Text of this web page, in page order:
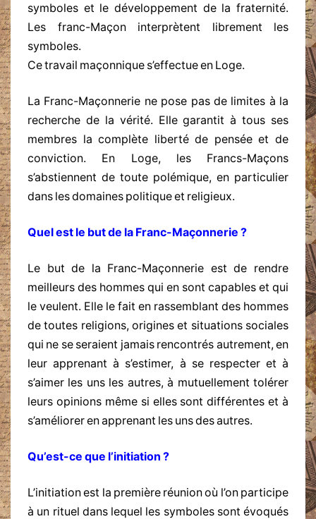
symboles et le développement de la fraternité.
Les franc-Maçon interprètent librement les
symboles.
Ce travail maçonnique s’effectue en Loge.
La Franc-Maçonnerie ne pose pas de limites à la
recherche de la vérité. Elle garantit à tous ses
membres la complète liberté de pensée et de
conviction. En Loge, les Francs-Maçons
s’abstiennent de toute polémique, en particulier
dans les domaines politique et religieux.
Quel est le but de la Franc-Maçonnerie ?
Le but de la Franc-Maçonnerie est de rendre
meilleurs des hommes qui en sont capables et qui
le veulent. Elle le fait en rassemblant des hommes
de toutes religions, origines et situations sociales
qui ne se seraient jamais rencontrés autrement, en
leur apprenant à s’estimer, à se respecter et à
s’aimer les uns les autres, à mutuellement tolérer
leurs opinions même si elles sont différentes et à
s’améliorer en apprenant les uns des autres.
Qu’est-ce que l’initiation ?
L’initiation est la première réunion où l’on participe
à un rituel dans lequel les symboles sont évoqués